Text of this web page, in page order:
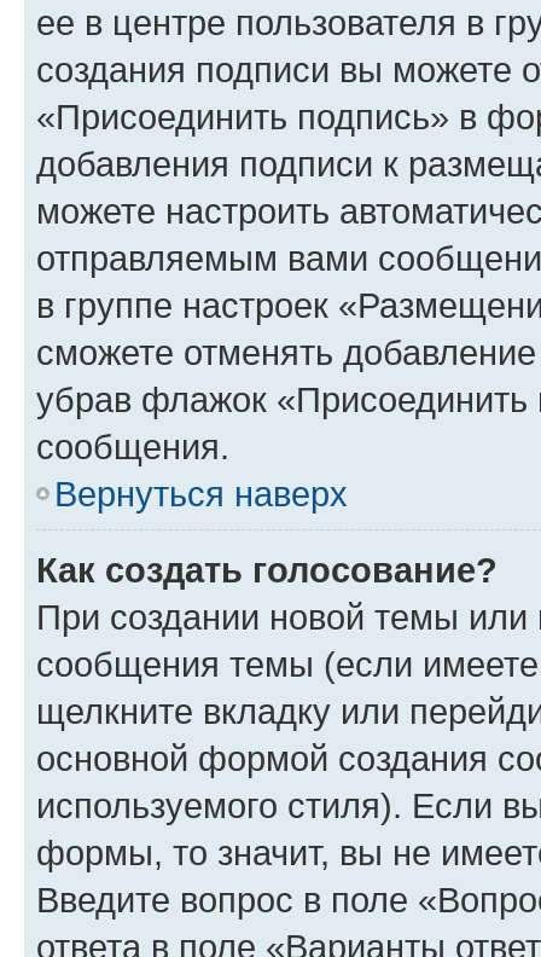
ее в центре пользователя в
создания подписи вы можете
«Присоединить подпись» в
добавления подписи к
можете настроить
отправляемым вами
в группе настроек
сможете отменять
убрав флажок
сообщения.
Вернуться наверх
Как создать голосование?
При создании новой темы или
сообщения темы (если
щелкните вкладку или
основной формой создания
используемого стиля). Если
формы, то значит, вы не
Введите вопрос в поле
ответа в поле «Варианты